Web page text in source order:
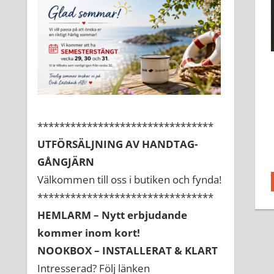
********************************
UTFÖRSÄLJNING AV HANDTAG-
GÅNGJÄRN
Välkommen till oss i butiken och fynda!
********************************
HEMLARM – Nytt erbjudande
kommer inom kort!
NOOKBOX – INSTALLERAT & KLART
Intresserad? Följ länken